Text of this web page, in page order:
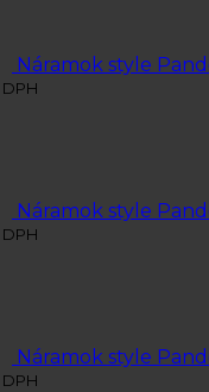
Náramok style
DPH
Náramok style
DPH
Náramok style
DPH